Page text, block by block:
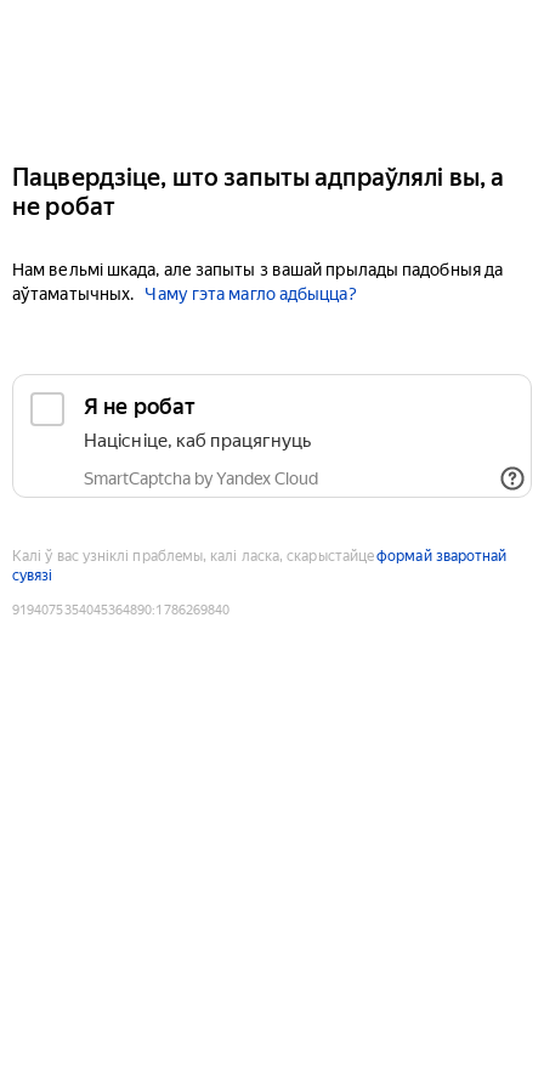
Пацвердзіце, што запыты адпраўлялі вы, а
не робат
Нам вельмі шкада, але запыты з вашай прылады падобныя да
аўтаматычных.
Чаму гэта магло адбыцца?
Я не робат
Націсніце, каб працягнуць
SmartCaptcha by Yandex Cloud
Калі ў вас узніклі праблемы, калі ласка, скарыстайцеформай зваротнай
сувязі
9194075354045364890:1786269840